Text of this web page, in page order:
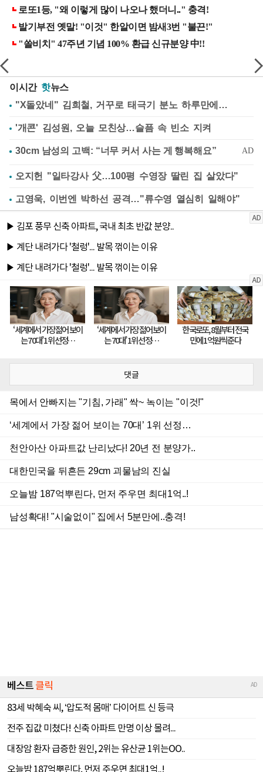
이시간 핫뉴스
"X돌았네" 김희철, 거꾸로 태극기 분노 하루만에…
'개콘' 김성원, 오늘 모친상…슬픔 속 빈소 지켜
오지헌 "일타강사 父…100평 수영장 딸린 집 살았다"
고영욱, 이번엔 박하선 공격…"류수영 열심히 일해야"
댓글